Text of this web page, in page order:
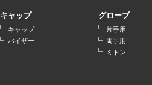
キャップ
キャップ
バイザー
グローブ
片手用
両手用
ミトン